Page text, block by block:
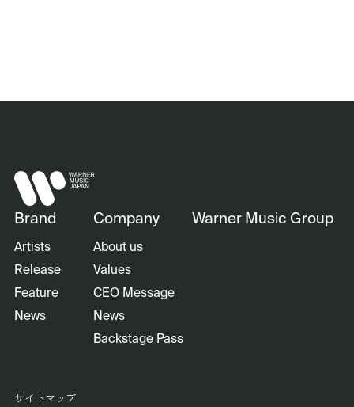
Brand
Artists
Release
Feature
News
Company
About us
Values
CEO Message
News
Backstage Pass
Warner Music Group
サイトマップ